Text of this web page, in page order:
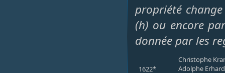
propriété
(h) ou encore
donnée par les
Christophe
1622*
Adolphe